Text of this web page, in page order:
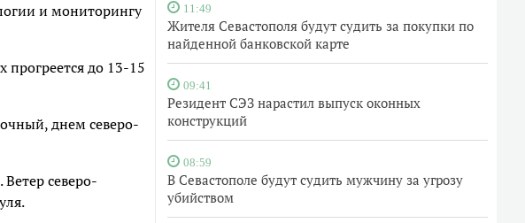
11:49
Жителя Севастополя будут судить за покупки по
найденной банковской карте
09:41
Резидент СЭЗ нарастил выпуск оконных
конструкций
08:59
В Севастополе будут судить мужчину за угрозу
убийством
и мониторингу
прогреется до 13-15
днем северо-
северо-